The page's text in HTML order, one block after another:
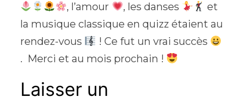
, l’amour
, les danses
et
la musique classique en quizz étaient au
rendez-vous
! Ce fut un vrai succès
. Merci et au mois prochain !
Laisser un